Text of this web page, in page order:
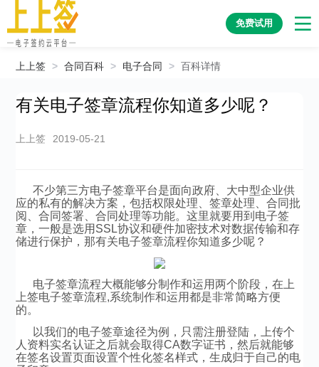
免费试用
上上签 > 合同百科 > 电子合同 > 百科详情
有关电子签章流程你知道多少呢？
上上签 2019-05-21
不少第三方电子签章平台是面向政府、大中型企业供
应的私有的解决方案，包括权限处理、签章处理、合同批
阅、合同签署、合同处理等功能。这里就要用到电子签
章，一般是选用SSL协议和硬件加密技术对数据传输和存
储进行保护，那有关电子签章流程你知道多少呢？
电子签章流程大概能够分制作和运用两个阶段，在上
上签电子签章流程,系统制作和运用都是非常简略方便
的。
以我们的电子签章途径为例，只需注册登陆，上传个
人资料实名认证之后就会取得CA数字证书，然后就能够
在签名设置页面设置个性化签名样式，生成归于自己的电